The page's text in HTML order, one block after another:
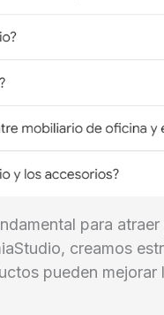
para
creamos
pueden mejorar